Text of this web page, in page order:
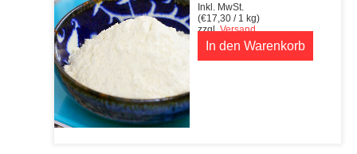
Inkl. MwSt.
(€17,30 / 1 kg)
zzgl.Versand
In den Warenkorb